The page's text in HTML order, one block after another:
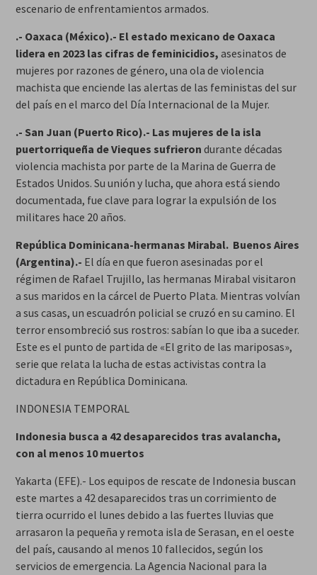
escenario de enfrentamientos armados.
.- Oaxaca (México).- El estado mexicano de Oaxaca
lidera en 2023 las cifras de feminicidios, asesinatos de
mujeres por razones de género, una ola de violencia
machista que enciende las alertas de las feministas del sur
del país en el marco del Día Internacional de la Mujer.
.- San Juan (Puerto Rico).- Las mujeres de la isla
puertorriqueña de Vieques sufrieron durante décadas
violencia machista por parte de la Marina de Guerra de
Estados Unidos. Su unión y lucha, que ahora está siendo
documentada, fue clave para lograr la expulsión de los
militares hace 20 años.
República Dominicana-hermanas Mirabal. Buenos Aires
(Argentina).- El día en que fueron asesinadas por el
régimen de Rafael Trujillo, las hermanas Mirabal visitaron
a sus maridos en la cárcel de Puerto Plata. Mientras volvían
a sus casas, un escuadrón policial se cruzó en su camino. El
terror ensombreció sus rostros: sabían lo que iba a suceder.
Este es el punto de partida de «El grito de las mariposas»,
serie que relata la lucha de estas activistas contra la
dictadura en República Dominicana.
INDONESIA TEMPORAL
Indonesia busca a 42 desaparecidos tras avalancha,
con al menos 10 muertos
Yakarta (EFE).- Los equipos de rescate de Indonesia buscan
este martes a 42 desaparecidos tras un corrimiento de
tierra ocurrido el lunes debido a las fuertes lluvias que
arrasaron la pequeña y remota isla de Serasan, en el oeste
del país, causando al menos 10 fallecidos, según los
servicios de emergencia. La Agencia Nacional para la